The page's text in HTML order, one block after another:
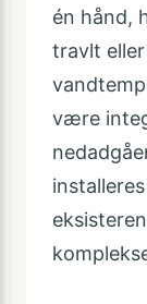
én hånd,
travlt
være